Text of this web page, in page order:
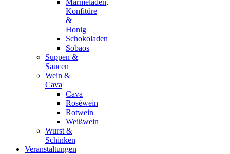
Marmeladen,
Konfitüre
&
Honig
Schokoladen
Sobaos
Suppen &
Saucen
Wein &
Cava
Cava
Roséwein
Rotwein
Weißwein
Wurst &
Schinken
Veranstaltungen